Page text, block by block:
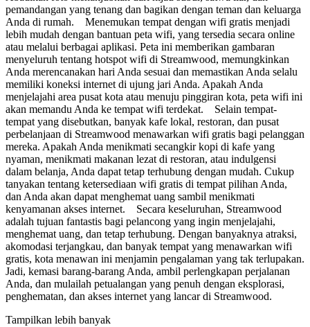
pemandangan yang tenang dan bagikan dengan teman dan keluarga
Anda di rumah. Menemukan tempat dengan wifi gratis menjadi
lebih mudah dengan bantuan peta wifi, yang tersedia secara online
atau melalui berbagai aplikasi. Peta ini memberikan gambaran
menyeluruh tentang hotspot wifi di Streamwood, memungkinkan
Anda merencanakan hari Anda sesuai dan memastikan Anda selalu
memiliki koneksi internet di ujung jari Anda. Apakah Anda
menjelajahi area pusat kota atau menuju pinggiran kota, peta wifi ini
akan memandu Anda ke tempat wifi terdekat. Selain tempat-
tempat yang disebutkan, banyak kafe lokal, restoran, dan pusat
perbelanjaan di Streamwood menawarkan wifi gratis bagi pelanggan
mereka. Apakah Anda menikmati secangkir kopi di kafe yang
nyaman, menikmati makanan lezat di restoran, atau indulgensi
dalam belanja, Anda dapat tetap terhubung dengan mudah. Cukup
tanyakan tentang ketersediaan wifi gratis di tempat pilihan Anda,
dan Anda akan dapat menghemat uang sambil menikmati
kenyamanan akses internet. Secara keseluruhan, Streamwood
adalah tujuan fantastis bagi pelancong yang ingin menjelajahi,
menghemat uang, dan tetap terhubung. Dengan banyaknya atraksi,
akomodasi terjangkau, dan banyak tempat yang menawarkan wifi
gratis, kota menawan ini menjamin pengalaman yang tak terlupakan.
Jadi, kemasi barang-barang Anda, ambil perlengkapan perjalanan
Anda, dan mulailah petualangan yang penuh dengan eksplorasi,
penghematan, dan akses internet yang lancar di Streamwood.
Tampilkan lebih banyak